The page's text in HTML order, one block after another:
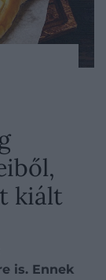
kiált
is. Ennek